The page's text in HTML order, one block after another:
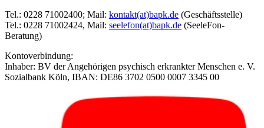
Tel.: 0228 71002400; Mail: kontakt(at)bapk.de (Geschäftsstelle)
Tel.: 0228 71002424, Mail: seelefon(at)bapk.de (SeeleFon-
Beratung)
Kontoverbindung:
Inhaber: BV der Angehörigen psychisch erkrankter Menschen e. V.
Sozialbank Köln, IBAN: DE86 3702 0500 0007 3345 00